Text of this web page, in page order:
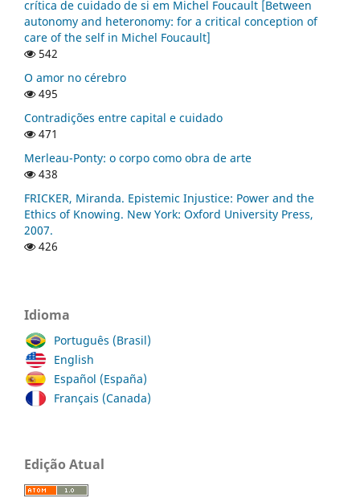
crítica de cuidado de si em Michel Foucault [Between
autonomy and heteronomy: for a critical conception of
care of the self in Michel Foucault]
542
O amor no cérebro
495
Contradições entre capital e cuidado
471
Merleau-Ponty: o corpo como obra de arte
438
FRICKER, Miranda. Epistemic Injustice: Power and the
Ethics of Knowing. New York: Oxford University Press,
2007.
426
Idioma
Português (Brasil)
English
Español (España)
Français (Canada)
Edição Atual